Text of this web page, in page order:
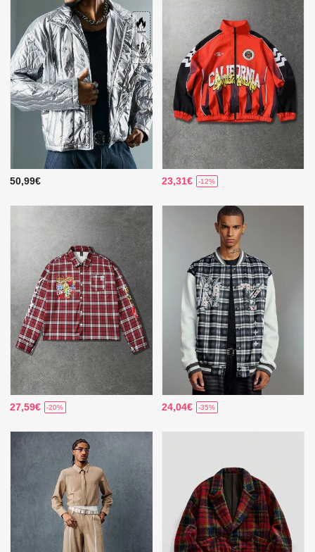
50,99€ 23,31€ -12%
27,59€ -20% 24,04€ -35%